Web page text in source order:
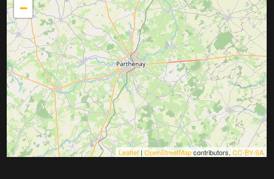
−
Leaflet |OpenStreetMapcontributors,CC-BY-SA